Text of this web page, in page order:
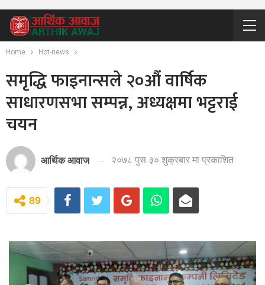
Home Hot-news
समृद्धि फाइनान्सले २०औं वार्षिक
साधारणसभा सम्पन्न, अध्यक्षमा भट्टराई
चयन
आर्थिक आवाज २०७८ पुस ३० शुक्रबार मा प्रकाशित
89